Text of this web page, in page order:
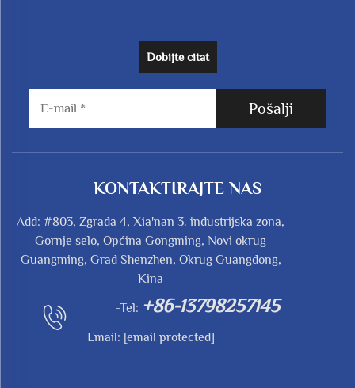
Dobijte citat
Pošalji
KONTAKTIRAJTE NAS
Add: #803, Zgrada 4, Xia'nan 3. industrijska zona,
Gornje selo, Općina Gongming, Novi okrug
Guangming, Grad Shenzhen, Okrug Guangdong,
Kina
-Tel: +86-13798257145
Email: [email protected]